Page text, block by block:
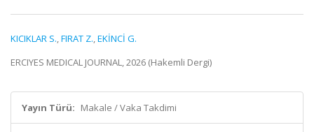
KICIKLAR S.,FIRAT Z.,EKİNCİ G.
ERCIYES MEDICAL JOURNAL, 2026 (Hakemli Dergi)
Yayın Türü: Makale / Vaka Takdimi